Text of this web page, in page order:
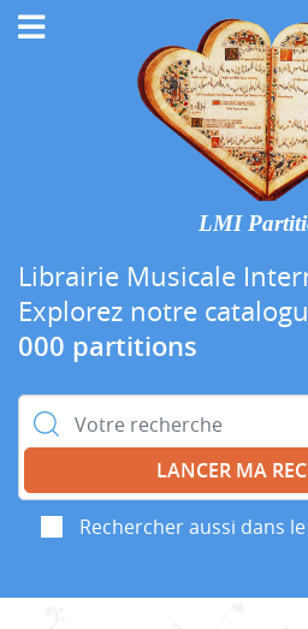
LMI
Librairie Musicale
Explorez notre
000 partitions
Rechercher :
Rechercher aussi dans